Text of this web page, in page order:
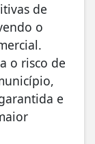
de
o
o risco de
e